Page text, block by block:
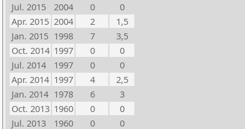
Jul. 2015
2004 0
0
Apr. 2015 2004 2
1,5
Jan. 2015 1998 7
3,5
Oct. 2014 1997 0
0
Jul. 2014
1997 0
0
Apr. 2014 1997 4
2,5
Jan. 2014 1978 6
3
Oct. 2013 1960 0
0
Jul. 2013
1960 0
0